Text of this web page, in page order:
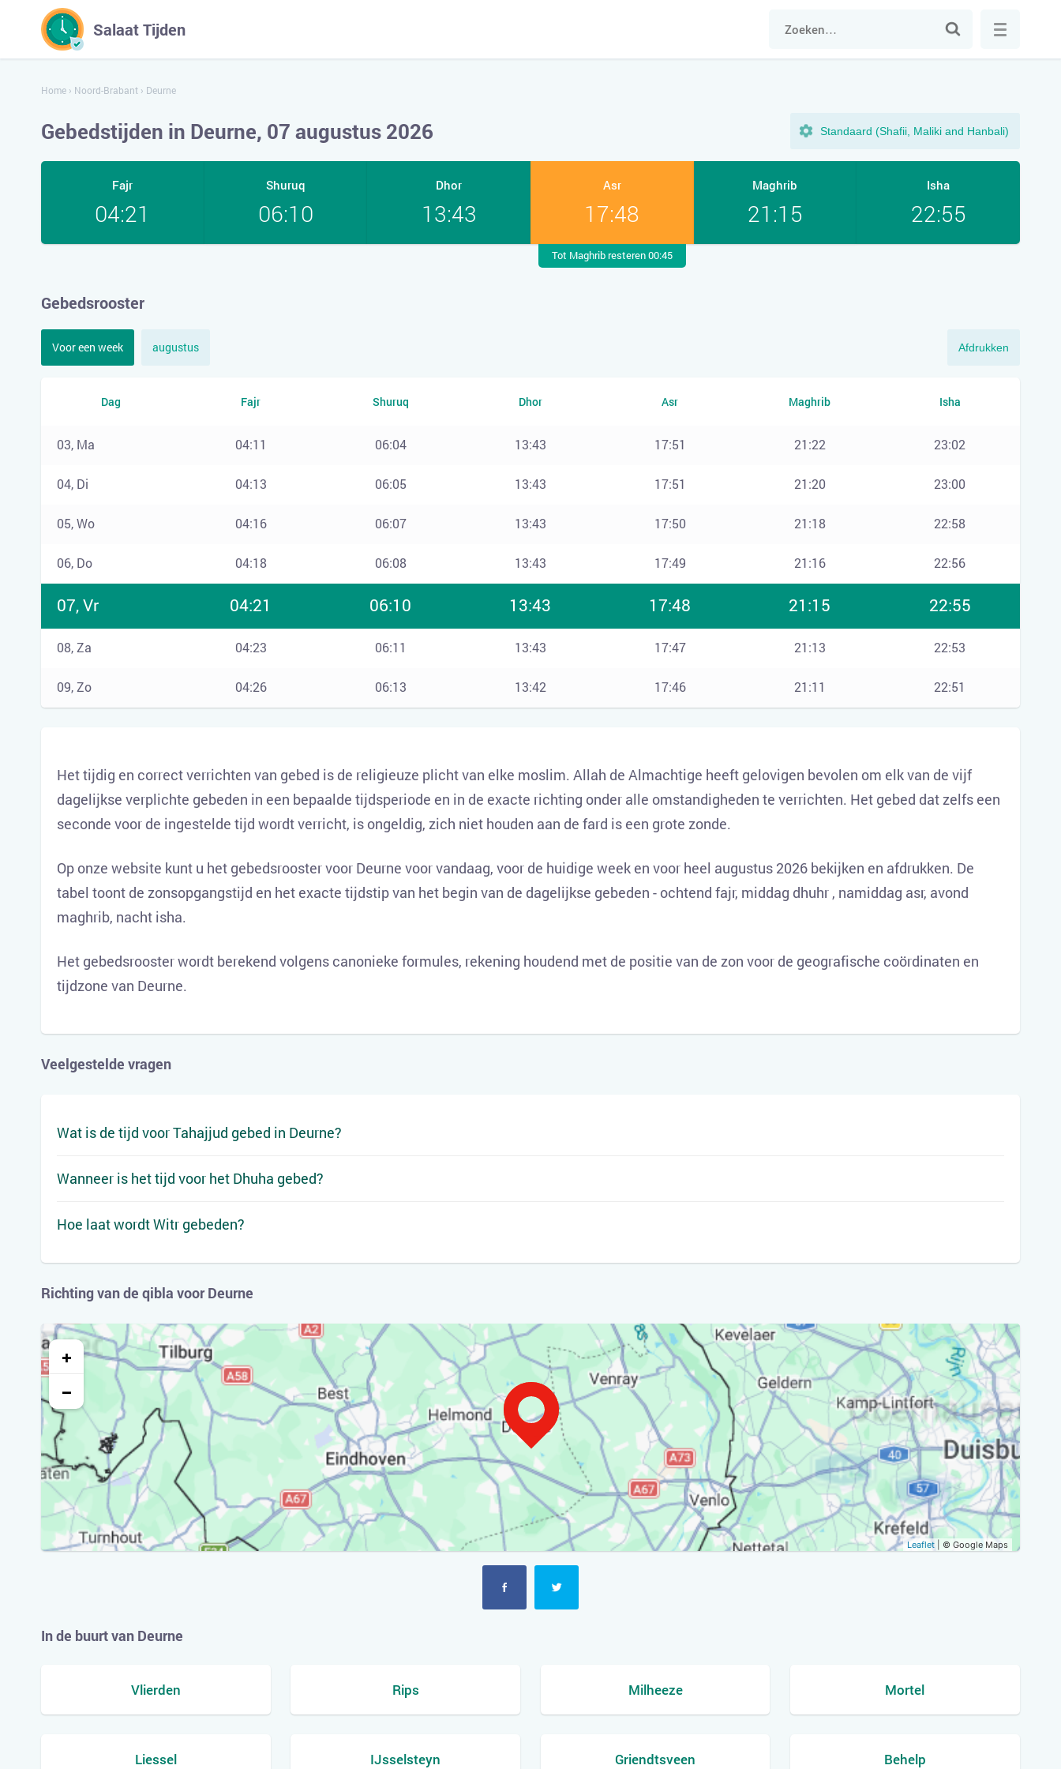
Salaat Tijden
Home › Noord-Brabant › Deurne
Gebedstijden in Deurne, 07 augustus 2026 Standaard (Shafii, Maliki and Hanbali)
Fajr
04:21
Shuruq
06:10
Dhor
13:43
Asr
17:48
Tot Maghrib resteren 00:45
Maghrib
21:15
Isha
22:55
Gebedsrooster
Voor een week augustus Afdrukken
Dag Fajr Shuruq Dhor Asr Maghrib Isha
03, Ma 04:11 06:04 13:43 17:51 21:22 23:02
04, Di 04:13 06:05 13:43 17:51 21:20 23:00
05, Wo 04:16 06:07 13:43 17:50 21:18 22:58
06, Do 04:18 06:08 13:43 17:49 21:16 22:56
07, Vr 04:21 06:10 13:43 17:48 21:15 22:55
08, Za 04:23 06:11 13:43 17:47 21:13 22:53
09, Zo 04:26 06:13 13:42 17:46 21:11 22:51
Het tijdig en correct verrichten van gebed is de religieuze plicht van elke moslim. Allah de Almachtige heeft gelovigen bevolen om elk van de vijf
dagelijkse verplichte gebeden in een bepaalde tijdsperiode en in de exacte richting onder alle omstandigheden te verrichten. Het gebed dat zelfs een
seconde voor de ingestelde tijd wordt verricht, is ongeldig, zich niet houden aan de fard is een grote zonde.
Op onze website kunt u het gebedsrooster voor Deurne voor vandaag, voor de huidige week en voor heel augustus 2026 bekijken en afdrukken. De
tabel toont de zonsopgangstijd en het exacte tijdstip van het begin van de dagelijkse gebeden - ochtend fajr, middag dhuhr , namiddag asr, avond
maghrib, nacht isha.
Het gebedsrooster wordt berekend volgens canonieke formules, rekening houdend met de positie van de zon voor de geografische coördinaten en
tijdzone van Deurne.
Veelgestelde vragen
Wat is de tijd voor Tahajjud gebed in Deurne?
Wanneer is het tijd voor het Dhuha gebed?
Hoe laat wordt Witr gebeden?
Richting van de qibla voor Deurne
+
−
Leaflet | © Google Maps
In de buurt van Deurne
Vlierden Rips Milheeze Mortel
Liessel IJsselsteyn Griendtsveen Behelp